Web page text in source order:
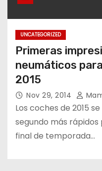
UNCATEGORIZED
Primeras
neumáticos
2015
Nov 29, 2014
Los coches de 2015
segundo más
final de temporada…